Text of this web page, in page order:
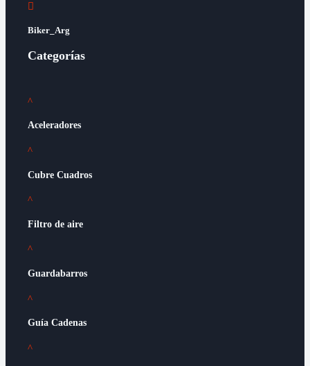

Biker_Arg
Categorías
^
Aceleradores
^
Cubre Cuadros
^
Filtro de aire
^
Guardabarros
^
Guía Cadenas
^